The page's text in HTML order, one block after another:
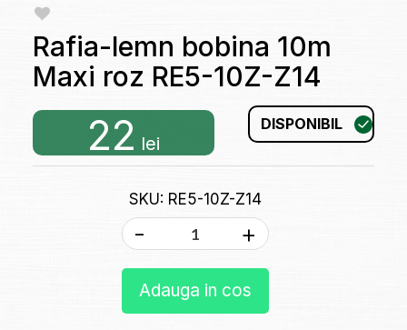
Rafia-lemn bobina 10m
Maxi roz RE5-10Z-Z14
22 lei
DISPONIBIL
SKU: RE5-10Z-Z14
- +
Adauga in cos